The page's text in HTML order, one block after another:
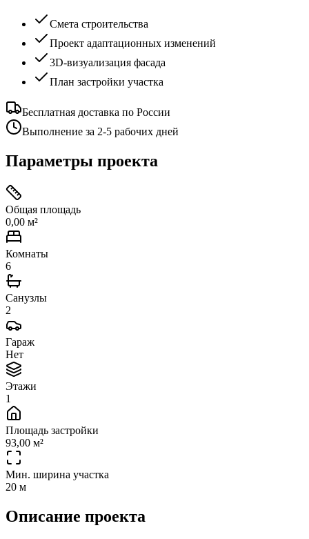
Смета строительства
Проект адаптационных изменений
3D-визуализация фасада
План застройки участка
Бесплатная доставка по России
Выполнение за 2-5 рабочих дней
Параметры проекта
Общая площадь
0,00 м²
Комнаты
6
Санузлы
2
Гараж
Нет
Этажи
1
Площадь застройки
93,00 м²
Мин. ширина участка
20 м
Описание проекта